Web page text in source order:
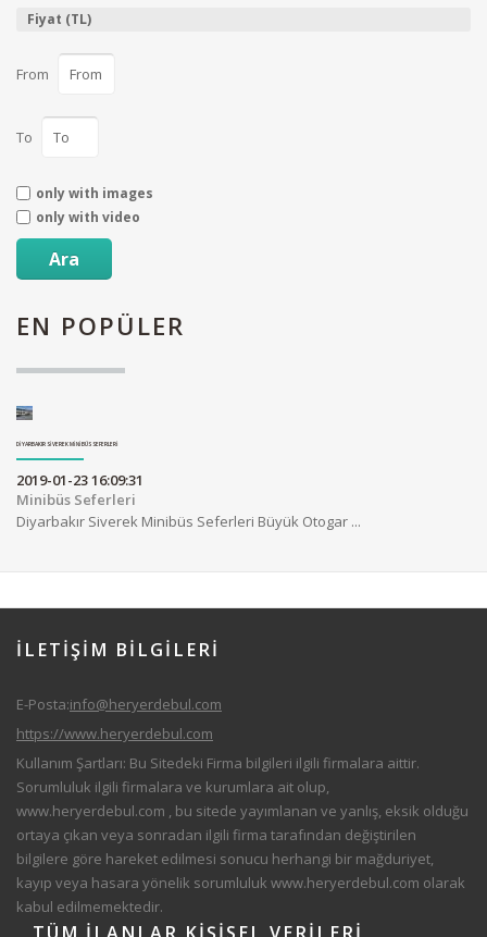
Fiyat (TL)
From
To
only with images
only with video
Ara
EN POPÜLER
DIYARBAKIR SIVEREK MINIBÜS SEFERLERI
2019-01-23 16:09:31
Minibüs Seferleri
Diyarbakır Siverek Minibüs Seferleri Büyük Otogar ...
İLETİŞİM BİLGILERİ
E-Posta:info@heryerdebul.com
https://www.heryerdebul.com
Kullanım Şartları: Bu Sitedeki Firma bilgileri ilgili firmalara aittir.
Sorumluluk ilgili firmalara ve kurumlara ait olup,
www.heryerdebul.com , bu sitede yayımlanan ve yanlış, eksik olduğu
ortaya çıkan veya sonradan ilgili firma tarafından değiştirilen
bilgilere göre hareket edilmesi sonucu herhangi bir mağduriyet,
kayıp veya hasara yönelik sorumluluk www.heryerdebul.com olarak
kabul edilmemektedir.